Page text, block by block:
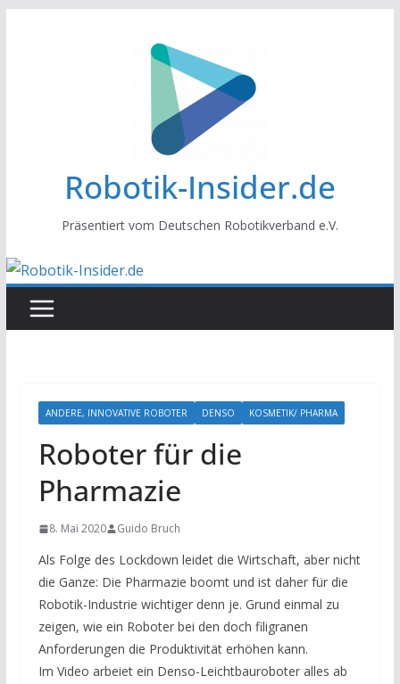
Robotik-Insider.de
Präsentiert vom Deutschen Robotikverband e.V.
ANDERE, INNOVATIVE ROBOTER DENSO KOSMETIK/ PHARMA
Roboter für die
Pharmazie
8. Mai 2020 Guido Bruch
Als Folge des Lockdown leidet die Wirtschaft, aber nicht
die Ganze: Die Pharmazie boomt und ist daher für die
Robotik-Industrie wichtiger denn je. Grund einmal zu
zeigen, wie ein Roboter bei den doch filigranen
Anforderungen die Produktivität erhöhen kann.
Im Video arbeiet ein Denso-Leichtbauroboter alles ab